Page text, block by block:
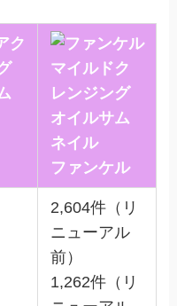
ファンケル
2,604件（リ
ニューアル
前）
1,262件（リ